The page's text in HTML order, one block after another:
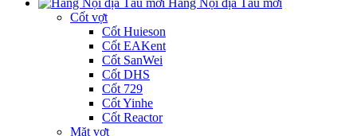
Cốt vợt
Cốt Huieson
Cốt EAKent
Cốt SanWei
Cốt DHS
Cốt 729
Cốt Yinhe
Cốt Reactor
Mặt vợt